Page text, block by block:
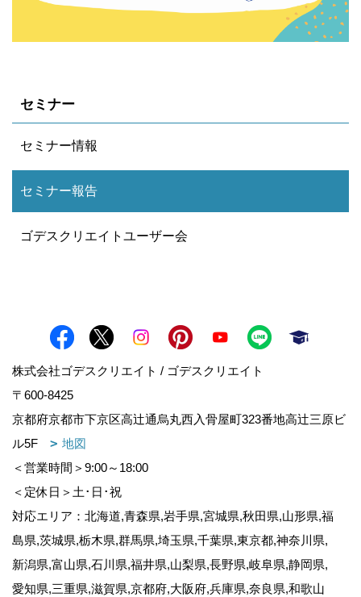
セミナー
セミナー情報
セミナー報告
ゴデスクリエイトユーザー会
株式会社ゴデスクリエイト / ゴデスクリエイト
〒600-8425
京都府京都市下京区高辻通烏丸西入骨屋町323番地高辻三原ビ
ル5F
地図
＜営業時間＞9:00～18:00
＜定休日＞土･日･祝
対応エリア：北海道,青森県,岩手県,宮城県,秋田県,山形県,福
島県,茨城県,栃木県,群馬県,埼玉県,千葉県,東京都,神奈川県,
新潟県,富山県,石川県,福井県,山梨県,長野県,岐阜県,静岡県,
愛知県,三重県,滋賀県,京都府,大阪府,兵庫県,奈良県,和歌山